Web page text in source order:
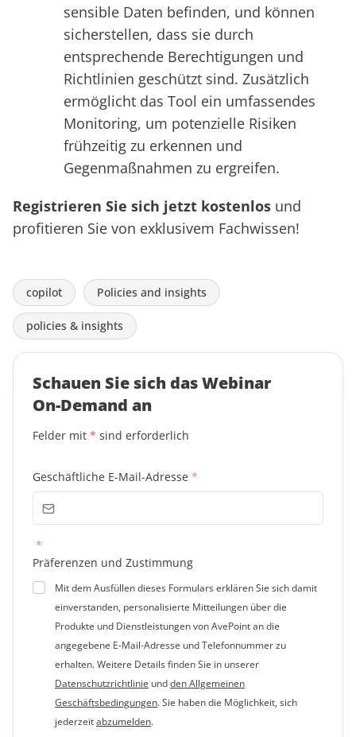
sensible Daten befinden, und können
sicherstellen, dass sie durch
entsprechende Berechtigungen und
Richtlinien geschützt sind. Zusätzlich
ermöglicht das Tool ein umfassendes
Monitoring, um potenzielle Risiken
frühzeitig zu erkennen und
Gegenmaßnahmen zu ergreifen.
Registrieren Sie sich jetzt kostenlos und
profitieren Sie von exklusivem Fachwissen!
copilot Policies and insights
policies & insights
Schauen Sie sich das Webinar
On-Demand an
Felder mit * sind erforderlich
*
Geschäftliche E-Mail-Adresse
*
Präferenzen und Zustimmung
Mit dem Ausfüllen dieses Formulars erklären Sie sich damit
einverstanden, personalisierte Mitteilungen über die
Produkte und Dienstleistungen von AvePoint an die
angegebene E-Mail-Adresse und Telefonnummer zu
erhalten. Weitere Details finden Sie in unserer
Datenschutzrichtlinie undden Allgemeinen
Geschäftsbedingungen. Sie haben die Möglichkeit, sich
jederzeitabzumelden.